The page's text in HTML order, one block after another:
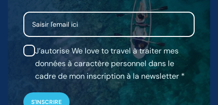
Email
J’autorise We love to travel à traiter mes
données à caractère personnel dans le
cadre de mon inscription à la newsletter